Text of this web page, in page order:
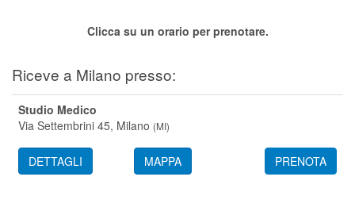
Clicca su un orario per prenotare.
Riceve a Milano presso:
Studio Medico
Via Settembrini 45, Milano (MI)
DETTAGLI MAPPA PRENOTA